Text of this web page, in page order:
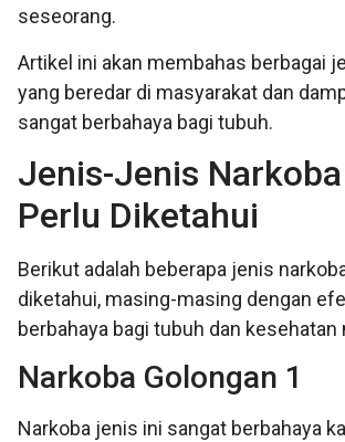
seseorang.
Artikel ini akan membahas berbagai
yang beredar di masyarakat dan
sangat berbahaya bagi tubuh.
Jenis-Jenis
Perlu Diketahui
Berikut adalah beberapa jenis
diketahui, masing-masing dengan
berbahaya bagi tubuh dan kesehatan
Narkoba Golongan 1
Narkoba jenis ini sangat berbahaya